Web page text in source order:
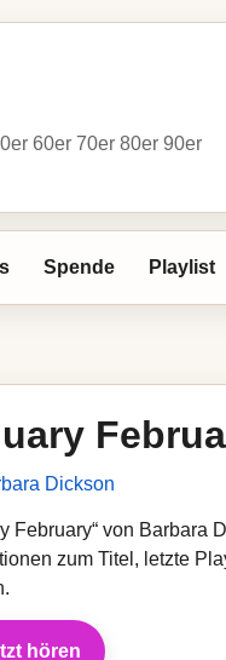
60er 70er 80er 90er
Spende Playlist
Dickson
February“ von Barbara
zum Titel, letzte
hören